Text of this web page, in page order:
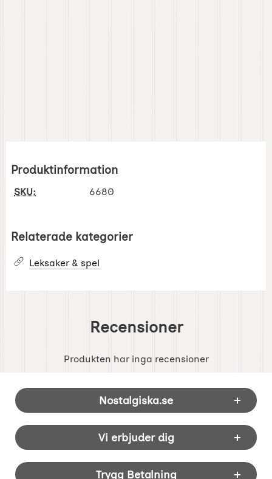
Produktinformation
SKU: 6680
Relaterade kategorier
Leksaker & spel
Recensioner
Produkten har inga recensioner
Sidfot Blandad info och länkar
Nostalgiska.se
Vi erbjuder dig
Trygg Betalning